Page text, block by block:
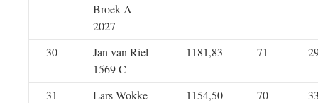
Broek A
2027
30
Jan van Riel
1569 C
1181,83 71
31
Lars Wokke
1154,50 70